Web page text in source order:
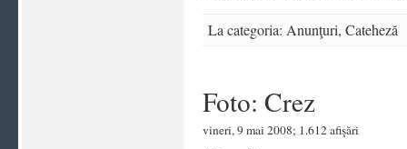
La categoria: Anunţuri, Cateheză
Foto: Crez
vineri, 9 mai 2008; 1.612 afişări